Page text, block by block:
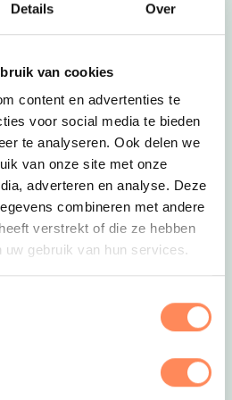
Details Over
van cookies
content en advertenties te
voor social media te bieden
te analyseren. Ook delen we
van onze site met onze
adverteren en analyse. Deze
combineren met andere
verstrekt of die ze hebben
gebruik van hun services.